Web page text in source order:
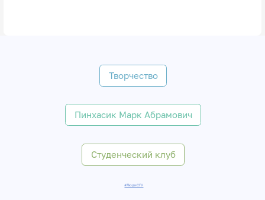
Творчество
Пинхасик Марк Абрамович
Студенческий клуб
#ЛюдиСГУ